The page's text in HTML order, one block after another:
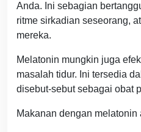
Anda. Ini sebagian
ritme sirkadian seseorang,
mereka.
Melatonin mungkin juga
masalah tidur. Ini tersedia
disebut-sebut sebagai obat
Makanan dengan melatonin